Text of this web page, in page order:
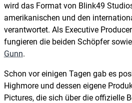
wird das Format von Blink49
amerikanischen und den
verantwortet. Als Executive
fungieren die beiden Schöpfer sowie
Gunn.
Schon vor einigen Tagen gab es
Highmore und dessen eigene
Pictures, die sich über die offizielle